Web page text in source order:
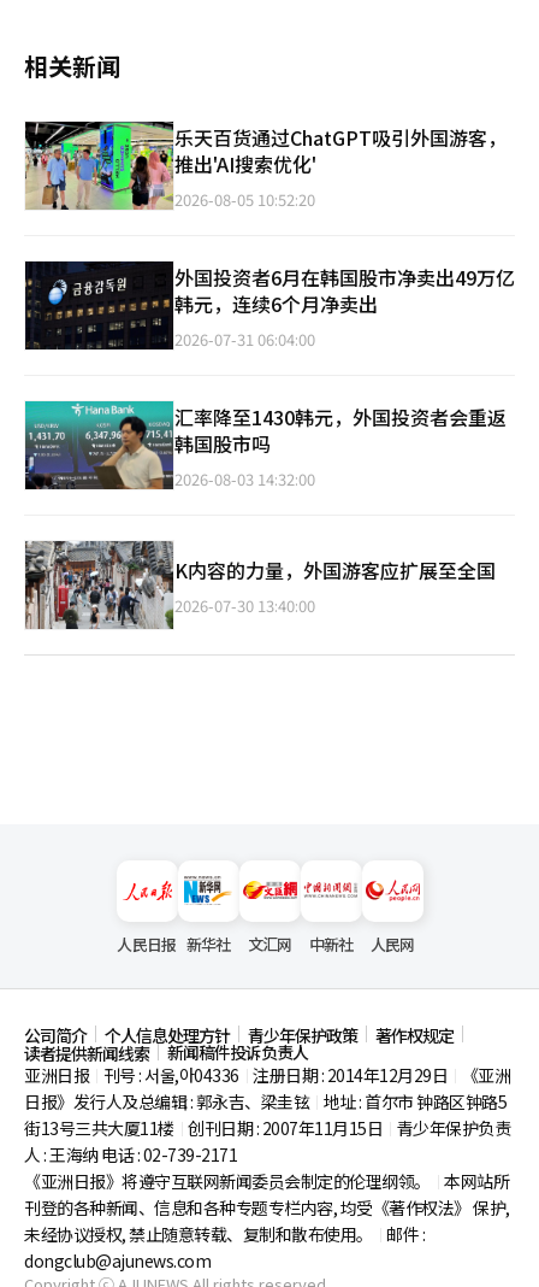
相关新闻
乐天百货通过ChatGPT吸引外国游客，
推出'AI搜索优化'
2026-08-05 10:52:20
外国投资者6月在韩国股市净卖出49万亿
韩元，连续6个月净卖出
2026-07-31 06:04:00
汇率降至1430韩元，外国投资者会重返
韩国股市吗
2026-08-03 14:32:00
K内容的力量，外国游客应扩展至全国
2026-07-30 13:40:00
人民日报 新华社 文汇网 中新社 人民网
公司简介 个人信息处理方针 青少年保护政策 著作权规定
读者提供新闻线索
新闻稿件投诉负责人
亚洲日报
刊号 : 서울,아04336 注册日期 : 2014年12月29日
《亚洲
日报》发行人及总编辑 : 郭永吉、梁圭铉 地址 : 首尔市钟路区钟路5
街13号三共大厦11楼 创刊日期 : 2007年11月15日
青少年保护负责
人 : 王海纳 电话 : 02-739-2171
《亚洲日报》将遵守互联网新闻委员会制定的伦理纲领。
本网站所
刊登的各种新闻、信息和各种专题专栏内容, 均受《著作权法》 保护,
未经协议授权, 禁止随意转载、复制和散布使用。
邮件 :
dongclub@ajunews.com